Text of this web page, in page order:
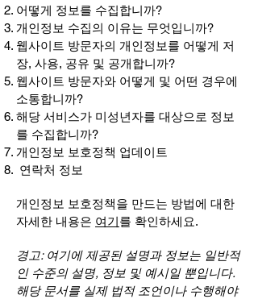
어떻게 정보를 수집합니까?
개인정보 수집의 이유는 무엇입니까?
웹사이트 방문자의 개인정보를 어떻게 저
장, 사용, 공유 및 공개합니까?
웹사이트 방문자와 어떻게 및 어떤 경우에
소통합니까?
해당 서비스가 미성년자를 대상으로 정보
를 수집합니까?
개인정보 보호정책 업데이트
연락처 정보
개인정보 보호정책을 만드는 방법에 대한
자세한 내용은 여기를 확인하세요.
경고: 여기에 제공된 설명과 정보는 일반적
인 수준의 설명, 정보 및 예시일 뿐입니다.
해당 문서를 실제 법적 조언이나 수행해야